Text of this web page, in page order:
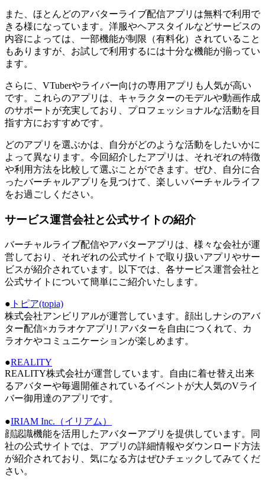
また、ほとんどのアバターライブ配信アプリは無料で利用で
きる様になっています。洋服やヘアスタイルなどサービスの
内容によっては、一部機能が制限（有料化）されていること
もありますが、お試しで利用するには十分な機能が揃ってい
ます。
さらに、VTuberやライバー向けの専用アプリも人気が高い
です。これらのアプリは、キャラクターのモデルや動画作成
のサポートが充実しており、プロフェッショナルな活動を目
指す方におすすめです。
どのアプリを選ぶかは、自分がどのような活動をしたいかに
よって異なります。今回紹介したアプリは、それぞれの特徴
や利用方法を比較して選ぶことができます。ぜひ、自分に合
ったバーチャルアプリを見つけて、楽しいバーチャルライフ
をお過ごしください。
サービス運営会社と公式サイトの紹介
バーチャルライブ配信やアバターアプリは、様々な会社が運
営しており、それぞれの公式サイトで取り扱いアプリやサー
ビスが紹介されています。以下では、各サービス運営会社と
公式サイトについて簡単にご紹介いたします。
● トピア(topia)
株式会社アンビリアルが運営しています。顔出しナシのアバ
ター配信×カラオケアプリ! アバターを自由につくれて、カ
ラオケやコミュニケーションが楽しめます。
●REALITY
REALITY株式会社が運営しています。自由に着せ替え出来
るアバターや毎週開催されているイベントが大人気のVライ
バー御用達のアプリです。
●IRIAM Inc.（イリアム）
顔認識機能を活用したアバターアプリを提供しています。同
社の公式サイトでは、アプリの詳細情報やダウンロード方法
が紹介されており、気になる方はぜひチェックしてみてくだ
さい。